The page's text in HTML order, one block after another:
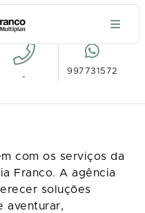
-
997731572
com os serviços da
Franco. A agência
soluções
aventurar,